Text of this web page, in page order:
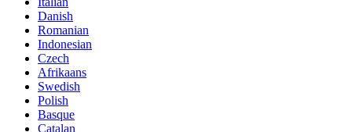
Danish
Romanian
Indonesian
Czech
Afrikaans
Swedish
Polish
Basque
Catalan